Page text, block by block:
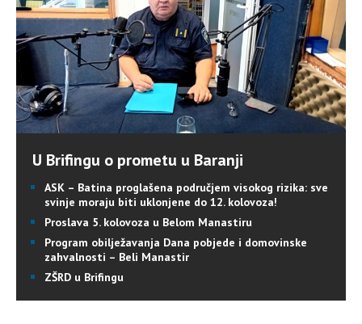
U Brifingu o prometu u Baranji
ASK – Batina proglašena područjem visokog rizika: sve
svinje moraju biti uklonjene do 12. kolovoza!
Proslava 5. kolovoza u Belom Manastiru
Program obilježavanja Dana pobjede i domovinske
zahvalnosti – Beli Manastir
ZŠRD u Brifingu